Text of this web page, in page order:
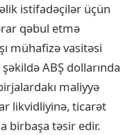
istifadəçilər üçün
qəbul etmə
mühafizə vasitəsi
ABŞ dollarında
maliyyə
likvidliyinə, ticarət
birbaşa təsir edir.